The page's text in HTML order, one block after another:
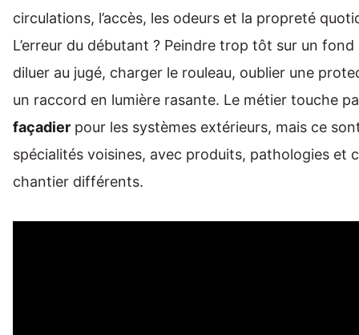
circulations, l’accès, les odeurs et la propreté
L’erreur du débutant ? Peindre trop tôt sur un fond
diluer au jugé, charger le rouleau, oublier une
un raccord en lumière rasante. Le métier touche
façadier pour les systèmes extérieurs, mais ce
spécialités voisines, avec produits, pathologies et
chantier différents.